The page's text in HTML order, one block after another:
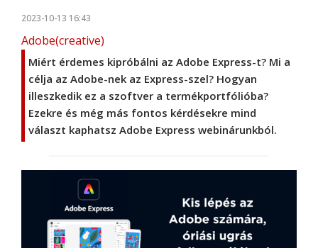
2023-10-13 16:43
Adobe(creative)
Miért érdemes kipróbálni az Adobe Express-t? Mi a
célja az Adobe-nek az Express-szel? Hogyan
illeszkedik ez a szoftver a termékportfólióba?
Ezekre és még más fontos kérdésekre mind
választ kaphatsz Adobe Express webinárunkból.